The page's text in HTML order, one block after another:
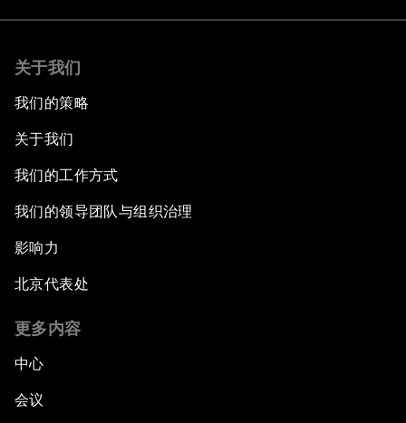
关于我们
我们的策略
关于我们
我们的工作方式
我们的领导团队与组织治理
影响力
北京代表处
更多内容
中心
会议